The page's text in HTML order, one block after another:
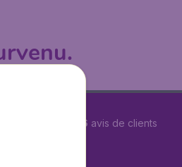
29566 avis de clients